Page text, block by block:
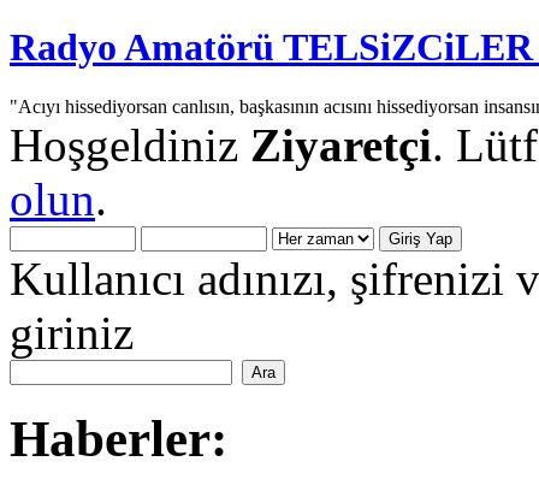
Radyo Amatörü
"Acıyı hissediyorsan canlısın, başkasının acısını hissediyorsan
Hoşgeldiniz Ziyaretçi.
olun.
Kullanıcı adınızı,
giriniz
Haberler: